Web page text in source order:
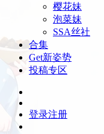
樱花妹
泡菜妹
SSA丝社
合集
Get新姿势
投稿专区
登录注册